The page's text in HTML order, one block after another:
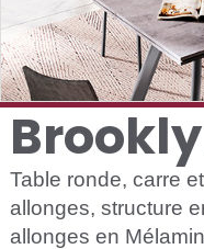
Table ronde, carre
allonges, structure
allonges en